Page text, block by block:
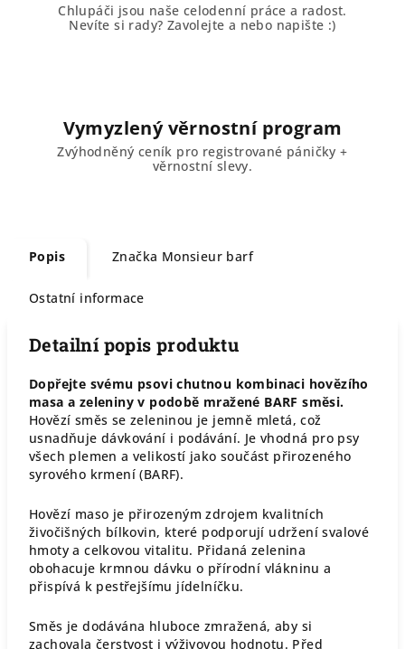
Chlupáči jsou naše celodenní práce a radost.
Nevíte si rady? Zavolejte a nebo napište :)
Vymyzlený věrnostní program
Zvýhodněný ceník pro registrované páničky +
věrnostní slevy.
Popis Značka Monsieur barf
Ostatní informace
Detailní popis produktu
Dopřejte svému psovi chutnou kombinaci hovězího
masa a zeleniny v podobě mražené BARF směsi.
Hovězí směs se zeleninou je jemně mletá, což
usnadňuje dávkování i podávání. Je vhodná pro psy
všech plemen a velikostí jako součást přirozeného
syrového krmení (BARF).
Hovězí maso je přirozeným zdrojem kvalitních
živočišných bílkovin, které podporují udržení svalové
hmoty a celkovou vitalitu. Přidaná zelenina
obohacuje krmnou dávku o přírodní vlákninu a
přispívá k pestřejšímu jídelníčku.
Směs je dodávána hluboce zmražená, aby si
zachovala čerstvost i výživovou hodnotu. Před